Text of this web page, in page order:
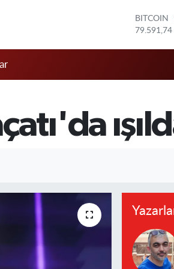
DOLAR
45,43620
61,60380
14.598,00
BITCOIN